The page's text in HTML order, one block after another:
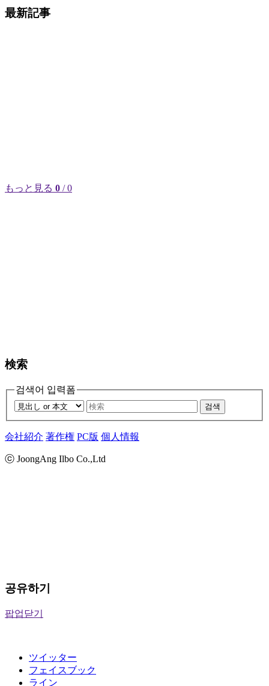
最新記事
もっと見る 0 / 0
検索
검색어 입력폼
검색
会社紹介 著作権 PC版 個人情報
ⓒ JoongAng Ilbo Co.,Ltd
공유하기
팝업닫기
ツイッター
フェイスブック
ライン